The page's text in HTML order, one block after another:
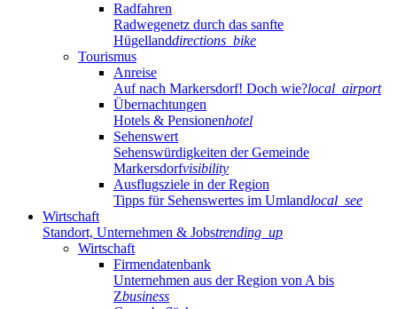
Radfahren
Radwegenetz durch das sanfte
Hügellanddirections_bike
Tourismus
Anreise
Auf nach Markersdorf! Doch wie?local_airport
Übernachtungen
Hotels & Pensionenhotel
Sehenswert
Sehenswürdigkeiten der Gemeinde
Markersdorfvisibility
Ausflugsziele in der Region
Tipps für Sehenswertes im Umlandlocal_see
Wirtschaft
Standort, Unternehmen & Jobstrending_up
Wirtschaft
Firmendatenbank
Unternehmen aus der Region von A bis
Zbusiness